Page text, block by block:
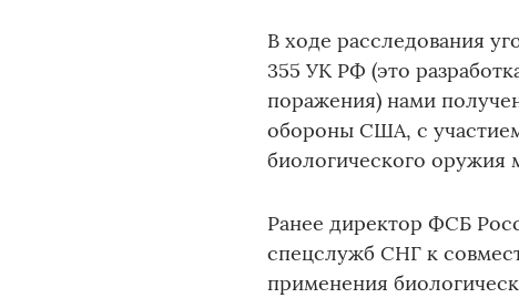
В ходе расследования
355 УК РФ (это
поражения) нами
обороны США, с
биологического оружия
Ранее директор ФСБ
спецслужб СНГ к
применения